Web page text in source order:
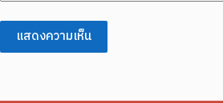
แสดงความเห็น